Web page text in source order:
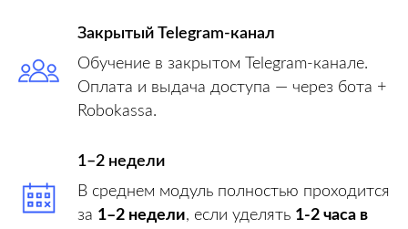
Закрытый Telegram-канал
Обучение в закрытом Telegram-канале.
Оплата и выдача доступа — через бота +
Robokassa.
1–2 недели
В среднем модуль полностью проходится
за 1–2 недели, если уделять 1-2 часа в